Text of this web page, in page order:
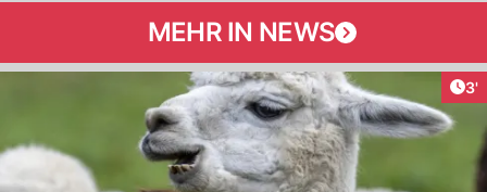
MEHR IN NEWS
3'